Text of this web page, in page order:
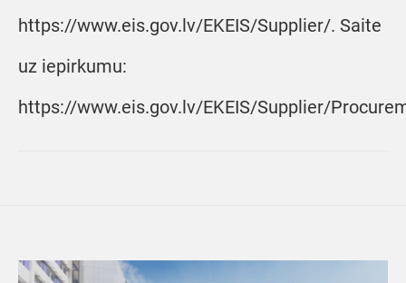
https://www.eis.gov.lv/EKEIS/Supplier/. Saite
uz iepirkumu:
https://www.eis.gov.lv/EKEIS/Supplier/